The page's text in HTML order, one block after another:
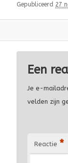
Gepubliceerd 27
Een
Je e-
velden zijn
Reactie *